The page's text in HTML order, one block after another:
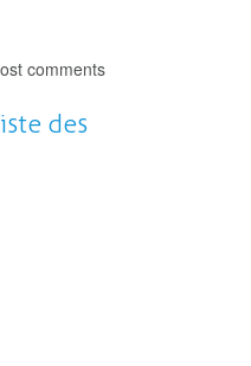
comments
des